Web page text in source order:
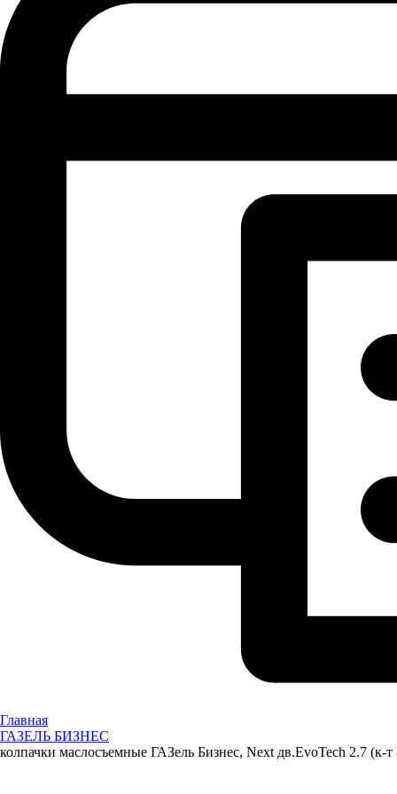
Главная
ГАЗЕЛЬ БИЗНЕС
колпачки маслосъемные ГАЗель Бизнес, Next дв.EvoTech 2.7 (к-